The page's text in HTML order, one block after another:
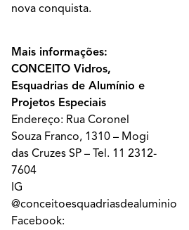
nova conquista.
Mais informações:
CONCEITO Vidros,
Esquadrias de Alumínio e
Projetos Especiais
Endereço: Rua Coronel
Souza Franco, 1310 – Mogi
das Cruzes SP – Tel. 11 2312-
7604
IG
@conceitoesquadriasdealuminio
Facebook: